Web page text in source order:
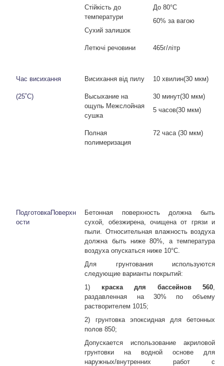
Стійкість до
температури
Сухий залишок
До 80°С
60% за вагою
Летючі речовини 465г/літр
Час висихання Висихання від пилу 10 хвилин(30 мкм)
(25˚C)
Высыхание на
ощупь Межслойная
сушка
30 минут(30 мкм)
5 часов(30 мкм)
Полная
полимеризация
72 часа (30 мкм)
ПодготовкаПоверхн
ости
Бетонная поверхность должна быть
сухой, обезжирена, очищена от грязи и
пыли. Относительная влажность воздуха
должна быть ниже 80%, а температура
воздуха опускаться ниже 10°С.
Для грунтования используются
следующие варианты покрытий:
1) краска для бассейнов 560
раздавленная на 30% по объему
растворителем 1015;
2) грунтовка эпоксидная для бетонных
полов 850;
Допускается использование акриловой
грунтовки на водной основе для
наружных/внутренних работ с